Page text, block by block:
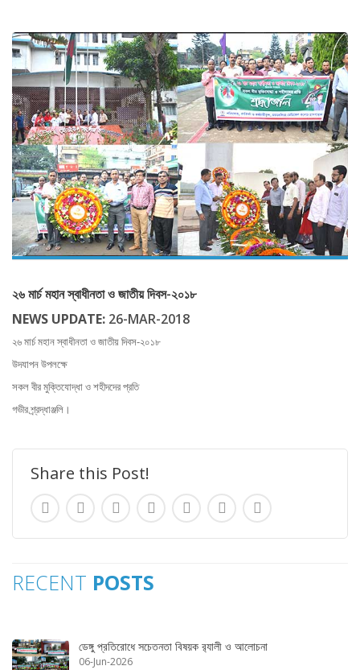
২৬ মার্চ মহান স্বাধীনতা ও জাতীয় দিবস-২০১৮
NEWS UPDATE: 26-MAR-2018
২৬ মার্চ মহান স্বাধীনতা ও জাতীয় দিবস-২০১৮
উদযাপন উপলক্ষে
সকল বীর মুক্তিযোদ্ধা ও শহীদদের প্রতি
গভীর শ্র্রদ্ধাঞ্জলি।
Share this Post!
RECENT POSTS
ডেঙ্গু প্রতিরোধে সচেতনতা বিষয়ক র‌্যালী ও আলোচনা
06-Jun-2026